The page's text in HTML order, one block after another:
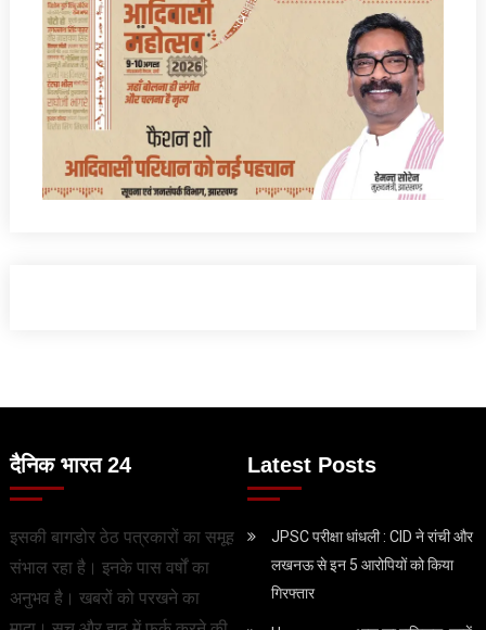
दैनिक भारत 24
इसकी बागडोर ठेठ पत्रकारों का समूह
संभाल रहा है। इनके पास वर्षों का
अनुभव है। खबरों को परखने का
Latest Posts
JPSC परीक्षा धांधली : CID ने रांची और
लखनऊ से इन 5 आरोपियों को किया
गिरफ्तार